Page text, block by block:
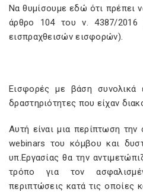
Να θυμίσουμε εδώ ότι πρέπει
άρθρο 104 του ν. 4387/2016
εισπραχθεισών εισφορών).
Εισφορές με βάση συνολικά
δραστηριότητες που είχαν
Αυτή είναι μια περίπτωση την
webinars του κόμβου και
υπ.Εργασίας θα την
τρόπο για τον
περιπτώσεις κατά τις οποίες